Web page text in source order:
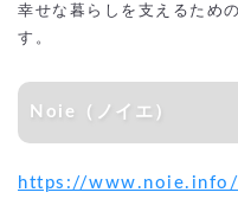
幸せな暮らしを支えるため
す。
Noie（ノイエ）
https://www.noie.info/